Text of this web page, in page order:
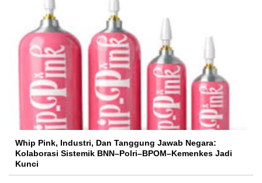
Whip Pink, Industri, Dan Tanggung Jawab Negara:
Kolaborasi Sistemik BNN–Polri–BPOM–Kemenkes Jadi
Kunci